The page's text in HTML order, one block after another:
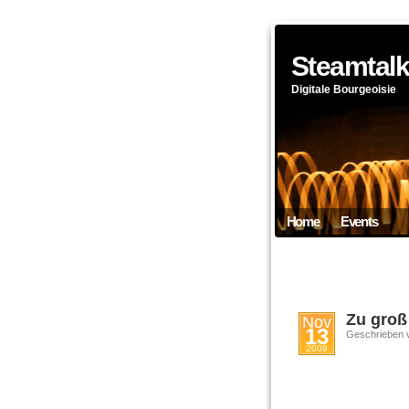
Digitale Bourgeoisie
Home Events
Nov
13
2009
Zu
Geschrieben